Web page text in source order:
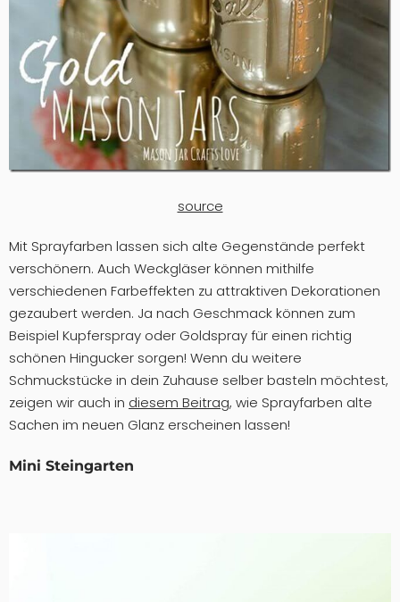
source
Mit Sprayfarben lassen sich alte Gegenstände perfekt
verschönern. Auch Weckgläser können mithilfe
verschiedenen Farbeffekten zu attraktiven Dekorationen
gezaubert werden. Ja nach Geschmack können zum
Beispiel Kupferspray oder Goldspray für einen richtig
schönen Hingucker sorgen! Wenn du weitere
Schmuckstücke in dein Zuhause selber basteln möchtest,
zeigen wir auch in diesem Beitrag, wie Sprayfarben alte
Sachen im neuen Glanz erscheinen lassen!
Mini Steingarten